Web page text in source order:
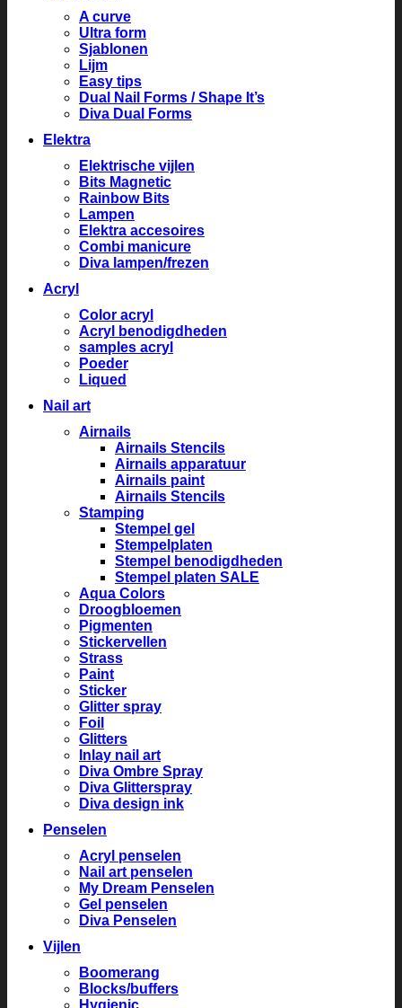
A curve
Ultra form
Sjablonen
Lijm
Easy tips
Dual Nail Forms / Shape It’s
Diva Dual Forms
Elektra
Elektrische vijlen
Bits Magnetic
Rainbow Bits
Lampen
Elektra accesoires
Combi manicure
Diva lampen/frezen
Acryl
Color acryl
Acryl benodigdheden
samples acryl
Poeder
Liqued
Nail art
Airnails
Airnails Stencils
Airnails apparatuur
Airnails paint
Airnails Stencils
Stamping
Stempel gel
Stempelplaten
Stempel benodigdheden
Stempel platen SALE
Aqua Colors
Droogbloemen
Pigmenten
Stickervellen
Strass
Paint
Sticker
Glitter spray
Foil
Glitters
Inlay nail art
Diva Ombre Spray
Diva Glitterspray
Diva design ink
Penselen
Acryl penselen
Nail art penselen
My Dream Penselen
Gel penselen
Diva Penselen
Vijlen
Boomerang
Blocks/buffers
Hygienic